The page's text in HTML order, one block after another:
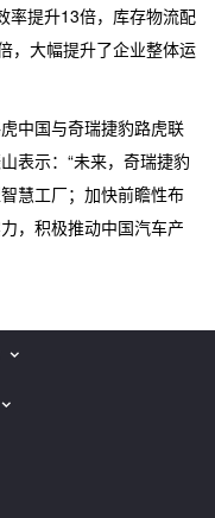
率提升13倍，库存物流配
，大幅提升了企业整体运
中国与奇瑞捷豹路虎联
表示：“未来，奇瑞捷豹
慧工厂；加快前瞻性布
，积极推动中国汽车产